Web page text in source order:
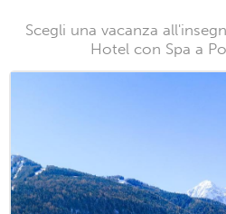
Scegli una vacanza
Hotel con Spa a